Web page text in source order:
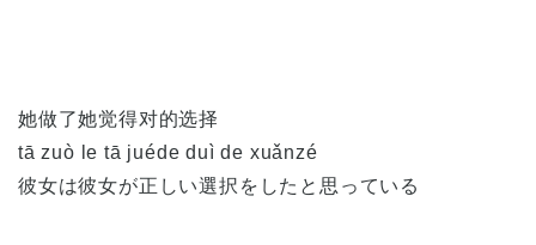
她做了她觉得对的选择
tā zuò le tā juéde duì de xuǎnzé
彼女は彼女が正しい選択をしたと思っている